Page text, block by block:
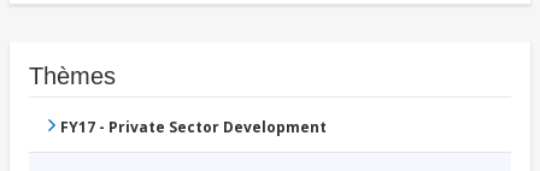
Thèmes
FY17 - Private Sector Development